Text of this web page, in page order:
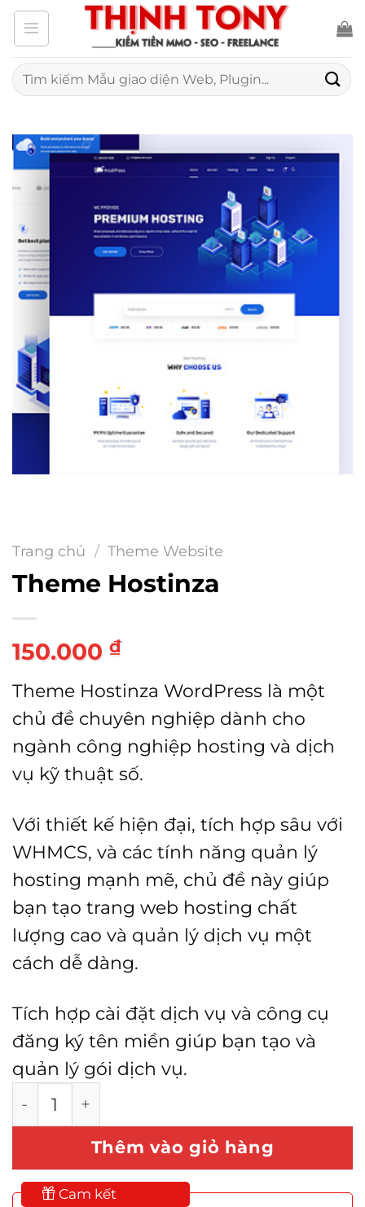
Bỏ
qua
nội
dung
Tìm
kiếm:
Trang chủ / Theme Website
Theme Hostinza
150.000 ₫
Theme Hostinza WordPress là một
chủ đề chuyên nghiệp dành cho
ngành công nghiệp hosting và dịch
vụ kỹ thuật số.
Với thiết kế hiện đại, tích hợp sâu với
WHMCS, và các tính năng quản lý
hosting mạnh mẽ, chủ đề này giúp
bạn tạo trang web hosting chất
lượng cao và quản lý dịch vụ một
cách dễ dàng.
Tích hợp cài đặt dịch vụ và công cụ
đăng ký tên miền giúp bạn tạo và
quản lý gói dịch vụ.
Theme Hostinza số lượng
Thêm vào giỏ hàng
Cam kết